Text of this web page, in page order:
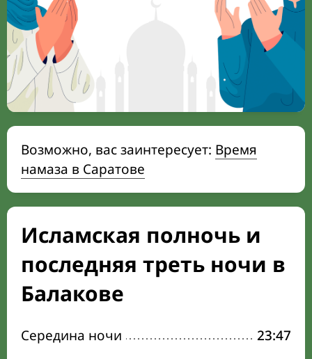
Возможно, вас заинтересует: Время
намаза в Саратове
Исламская полночь и
последняя треть ночи в
Балакове
Середина ночи
23:47